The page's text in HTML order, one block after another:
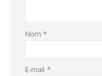
Nom*
E-mail *